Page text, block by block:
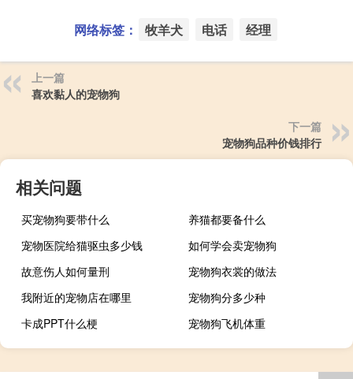
网络标签： 牧羊犬 电话 经理
上一篇
喜欢黏人的宠物狗
下一篇
宠物狗品种价钱排行
相关问题
买宠物狗要带什么
养猫都要备什么
宠物医院给猫驱虫多少钱
如何学会卖宠物狗
故意伤人如何量刑
宠物狗衣裳的做法
我附近的宠物店在哪里
宠物狗分多少种
卡成PPT什么梗
宠物狗飞机体重